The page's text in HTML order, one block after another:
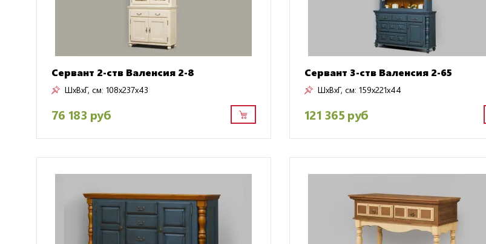
Сервант 2-ств Валенсия 2-8
ШxВxГ, см: 108x237x43
76 183 руб
Сервант 3-ств Валенсия 2-65
ШxВxГ, см: 159x221x44
121 365 руб